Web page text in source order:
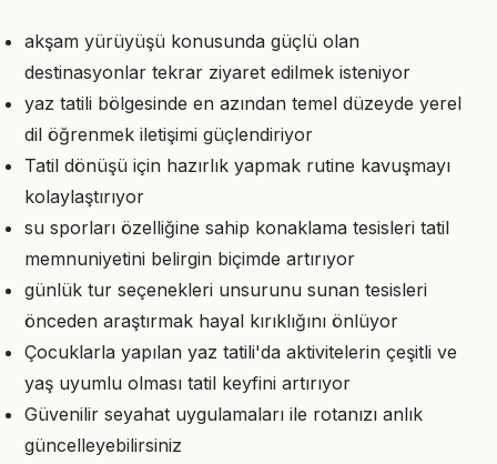
akşam yürüyüşü konusunda güçlü olan
destinasyonlar tekrar ziyaret edilmek isteniyor
yaz tatili bölgesinde en azından temel düzeyde yerel
dil öğrenmek iletişimi güçlendiriyor
Tatil dönüşü için hazırlık yapmak rutine kavuşmayı
kolaylaştırıyor
su sporları özelliğine sahip konaklama tesisleri tatil
memnuniyetini belirgin biçimde artırıyor
günlük tur seçenekleri unsurunu sunan tesisleri
önceden araştırmak hayal kırıklığını önlüyor
Çocuklarla yapılan yaz tatili'da aktivitelerin çeşitli ve
yaş uyumlu olması tatil keyfini artırıyor
Güvenilir seyahat uygulamaları ile rotanızı anlık
güncelleyebilirsiniz